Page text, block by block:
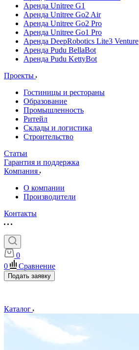
Аренда Unitree G1
Аренда Unitree Go2 Air
Аренда Unitree Go2 Pro
Аренда Unitree Go1 Pro
Аренда DeepRobotics Lite3 Venture
Аренда Pudu BellaBot
Аренда Pudu KettyBot
Проекты
Гостиницы и рестораны
Образование
Промышленность
Ритейл
Склады и логистика
Строительство
Статьи
Гарантия и поддержка
Компания
О компании
Производители
Контакты
0
0
Сравнение
Подать заявку
Каталог